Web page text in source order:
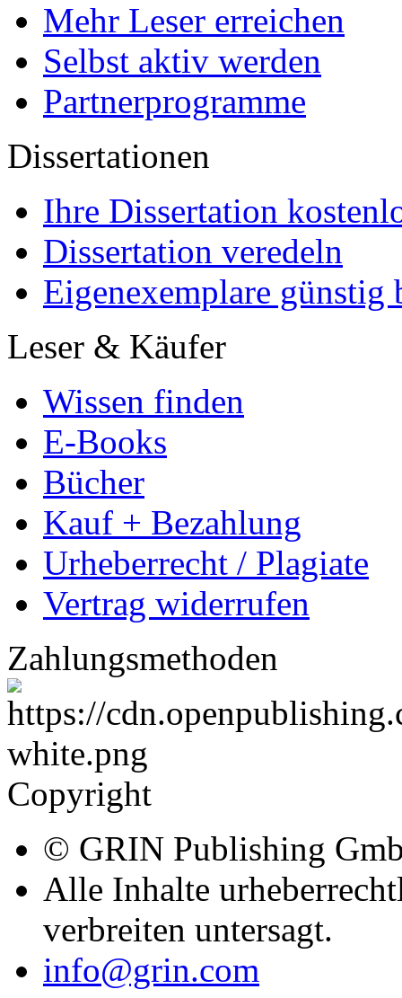
Mehr Leser erreichen
Selbst aktiv werden
Partnerprogramme
Dissertationen
Ihre Dissertation
Dissertation veredeln
Eigenexemplare günstig
Leser & Käufer
Wissen finden
E-Books
Bücher
Kauf + Bezahlung
Urheberrecht / Plagiate
Vertrag widerrufen
Zahlungsmethoden
Copyright
© GRIN Publishing
Alle Inhalte
verbreiten untersagt.
info@grin.com